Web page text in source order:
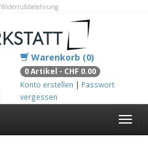
Widerrufsbelehrung
Warenkorb (0)
0 Artikel - CHF 0.00
Konto erstellen | Passwort
vergessen